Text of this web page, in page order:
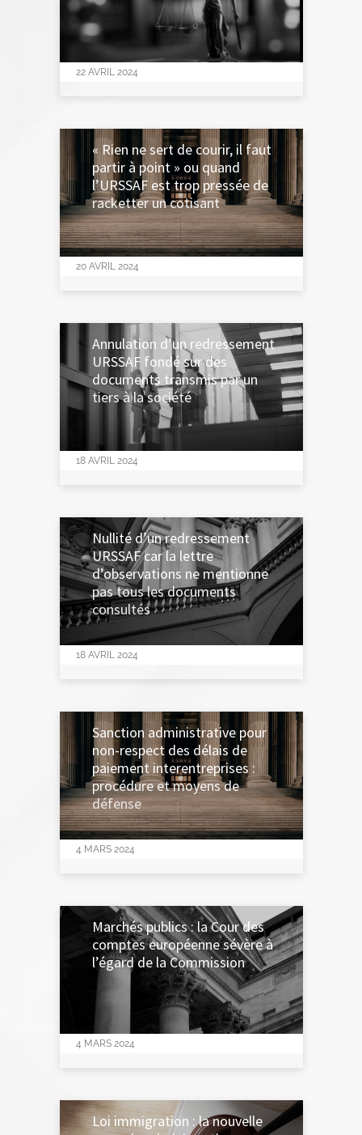
22 AVRIL 2024
20 AVRIL 2024
« Rien ne sert de courir, il faut
partir à point » ou quand
l’URSSAF est trop pressée de
racketter un cotisant
18 AVRIL 2024
Annulation d’un redressement
URSSAF fondé sur des
documents transmis par un
tiers à la société
18 AVRIL 2024
Nullité d’un redressement
URSSAF car la lettre
d’observations ne mentionne
pas tous les documents
consultés
4 MARS 2024
Sanction administrative pour
non-respect des délais de
paiement interentreprises :
procédure et moyens de
défense
4 MARS 2024
Marchés publics : la Cour des
comptes européenne sévère à
l’égard de la Commission
Loi immigration : la nouvelle